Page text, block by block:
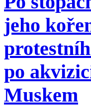
jeho
po
Muskem